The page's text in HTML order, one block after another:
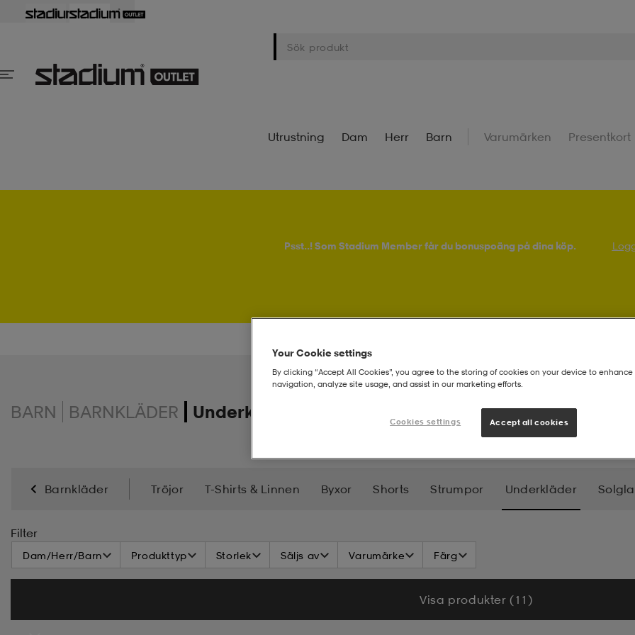
Utrustning Dam Herr Barn Varumärken Presentkort
Psst..! Som Stadium Member får du bonuspoäng på dina köp.
BARN BARNKLÄDER Underkläder - Barn
Barnkläder Tröjor T-Shirts & Linnen Byxor Shorts Strumpor Underkläder
Jackor
Filter
Dam/Herr/Barn Produkttyp Storlek Säljs av Varumärke Färg
Visa produkter (11)
Your Cookie settings
By clicking “Accept All Cookies”, you agree to the storing of cookies on your device to enhance
navigation, analyze site usage, and assist in our marketing efforts.
Cookies settings Accept all cookies